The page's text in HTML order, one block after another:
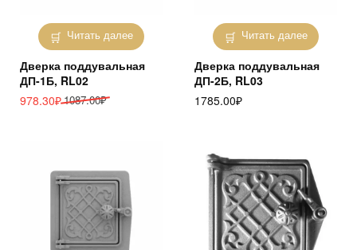
Читать далее
Дверка поддувальная
ДП-1Б, RL02
1087.00₽
Первоначальная
978.30₽
Текущая
Читать далее
Дверка поддувальная
ДП-2Б, RL03
1785.00₽